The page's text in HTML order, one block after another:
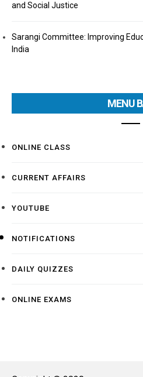
and Social Justice
Sarangi Committee: Improving
India
MENU
ONLINE CLASS
CURRENT AFFAIRS
YOUTUBE
NOTIFICATIONS
DAILY QUIZZES
ONLINE EXAMS